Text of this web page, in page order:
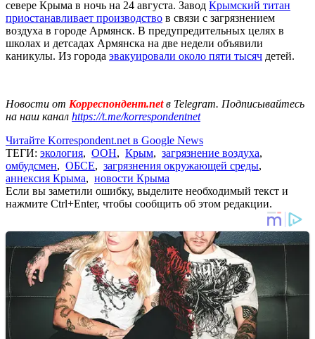
севере Крыма в ночь на 24 августа. Завод Крымский титан
приостанавливает производство в связи с загрязнением
воздуха в городе Армянск. В предупредительных целях в
школах и детсадах Армянска на две недели объявили
каникулы. Из города эвакуировали около пяти тысяч детей.
Новости от Корреспондент.netв Telegram. Подписывайтесь
на наш канал https://t.me/korrespondentnet
Читайте Korrespondent.net в Google News
ТЕГИ: экология, ООН, Крым, загрязнение воздуха,
омбудсмен, ОБСЕ, загрязнения окружающей среды,
аннексия Крыма, новости Крыма
Если вы заметили ошибку, выделите необходимый текст и
нажмите Ctrl+Enter, чтобы сообщить об этом редакции.